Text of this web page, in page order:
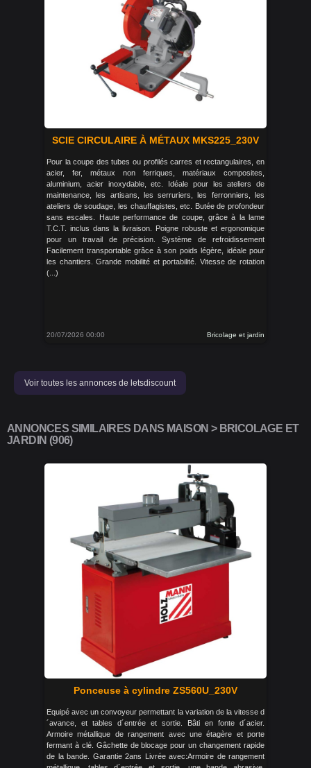
SCIE CIRCULAIRE À MÉTAUX MKS225_230V
Pour la coupe des tubes ou profilés carres et rectangulaires, en
acier, fer, métaux non ferriques, matériaux composites,
aluminium, acier inoxydable, etc. Idéale pour les ateliers de
maintenance, les artisans, les serruriers, les ferronniers, les
ateliers de soudage, les chauffagistes, etc. Butée de profondeur
sans escales. Haute performance de coupe, grâce à la lame
T.C.T. inclus dans la livraison. Poigne robuste et ergonomique
pour un travail de précision. Système de refroidissement
Facilement transportable grâce à son poids légère, idéale pour
les chantiers. Grande mobilité et portabilité. Vitesse de rotation
(...)
20/07/2026 00:00 Bricolage et jardin
Voir toutes les annonces de letsdiscount
ANNONCES SIMILAIRES DANS MAISON > BRICOLAGE ET
JARDIN (906)
Ponceuse à cylindre ZS560U_230V
Equipé avec un convoyeur permettant la variation de la vitesse d
´avance, et tables d´entrée et sortie. Bâti en fonte d´acier.
Armoire métallique de rangement avec une étagère et porte
fermant à clé. Gâchette de blocage pour un changement rapide
de la bande. Garantie 2ans Livrée avec:Armoire de rangement